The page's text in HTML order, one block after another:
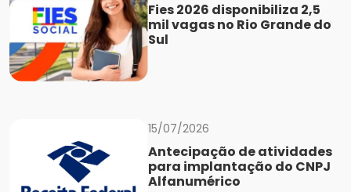
Fies 2026 disponibiliza 2,5
mil vagas no Rio Grande do
Sul
15/07/2026
Antecipação de atividades
para implantação do CNPJ
Alfanumérico